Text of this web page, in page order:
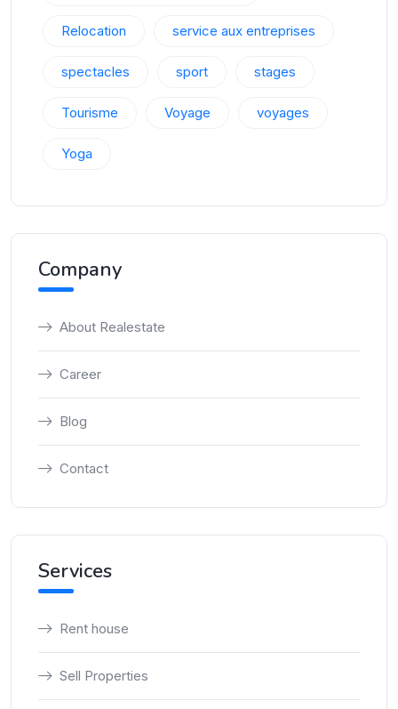
Relocation service aux entreprises
spectacles sport stages
Tourisme Voyage voyages
Yoga
Company
About Realestate
Career
Blog
Contact
Services
Rent house
Sell Properties